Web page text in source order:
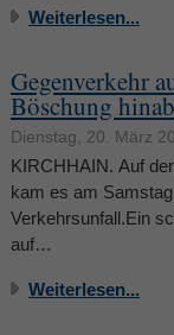
Weiterlesen...
Gegenverkehr
Böschung hinab
Dienstag, 20. März
KIRCHHAIN. Auf
kam es am
Verkehrsunfall.Ein
auf…
Weiterlesen...